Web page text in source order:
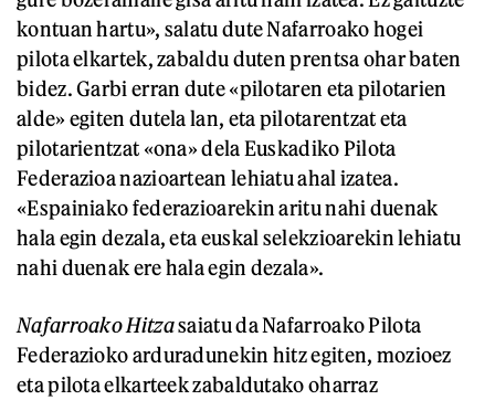
kontuan hartu», salatu dute Nafarroako hogei
pilota elkartek, zabaldu duten prentsa ohar baten
bidez. Garbi erran dute «pilotaren eta pilotarien
alde» egiten dutela lan, eta pilotarentzat eta
pilotarientzat «ona» dela Euskadiko Pilota
Federazioa nazioartean lehiatu ahal izatea.
«Espainiako federazioarekin aritu nahi duenak
hala egin dezala, eta euskal selekzioarekin lehiatu
nahi duenak ere hala egin dezala».
Nafarroako Hitzasaiatu da Nafarroako Pilota
Federazioko arduradunekin hitz egiten, mozioez
eta pilota elkarteek zabaldutako oharraz